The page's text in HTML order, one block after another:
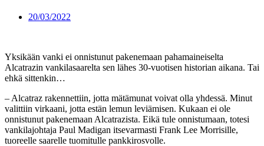
20/03/2022
Yksikään vanki ei onnistunut pakenemaan pahamaineiselta
Alcatrazin vankilasaarelta sen lähes 30-vuotisen historian aikana. Tai
ehkä sittenkin…
– Alcatraz rakennettiin, jotta mätämunat voivat olla yhdessä. Minut
valittiin virkaani, jotta estän lemun leviämisen. Kukaan ei ole
onnistunut pakenemaan Alcatrazista. Eikä tule onnistumaan, totesi
vankilajohtaja Paul Madigan itsevarmasti Frank Lee Morrisille,
tuoreelle saarelle tuomitulle pankkirosvolle.